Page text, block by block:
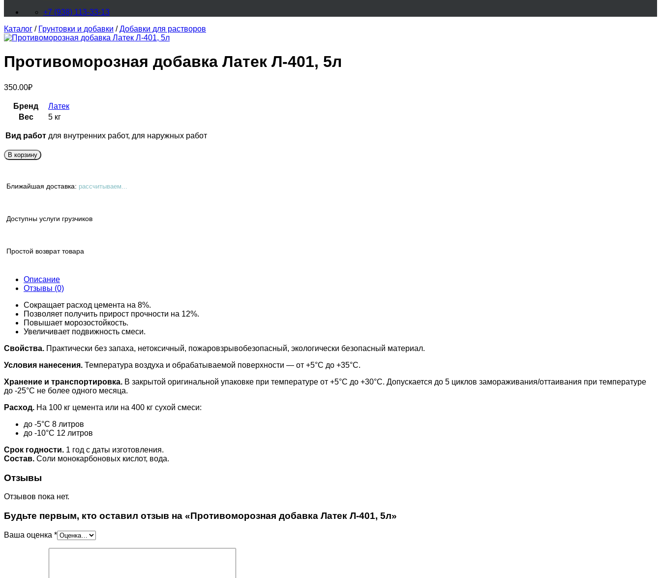
+7 (938) 113-33-13
Каталог / Грунтовки и добавки / Добавки для растворов
Противоморозная добавка Латек Л-401, 5л
350.00₽
Бренд
Латек
Вес
5 кг
Вид работ для внутренних работ, для наружных работ
В корзину
Ближайшая доставка: рассчитываем...
Доступны услуги грузчиков
Простой возврат товара
Описание
Отзывы (0)
Сокращает расход цемента на 8%.
Позволяет получить прирост прочности на 12%.
Повышает морозостойкость.
Увеличивает подвижность смеси.
Свойства. Практически без запаха, нетоксичный, пожаровзрывобезопасный, экологически безопасный материал.
Условия нанесения. Температура воздуха и обрабатываемой поверхности — от +5°С до +35°С.
Хранение и транспортировка. В закрытой оригинальной упаковке при температуре от +5°С до +30°С. Допускается до 5 циклов замораживания/оттаивания при температуре
до -25°С не более одного месяца.
Расход. На 100 кг цемента или на 400 кг сухой смеси:
до -5°С 8 литров
до -10°С 12 литров
Срок годности. 1 год с даты изготовления.
Состав. Соли монокарбоновых кислот, вода.
Отзывы
Отзывов пока нет.
Будьте первым, кто оставил отзыв на «Противоморозная добавка Латек Л-401, 5л»
Ваша оценка *